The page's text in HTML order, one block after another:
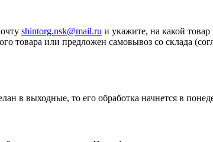
shintorg.nsk@mail.ru и укажите, на какой
товара или предложен самовывоз со склада
в выходные, то его обработка начнется в